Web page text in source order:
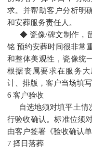
求。并帮助客户分析明
和安葬服务责任人。
◆ 瓷像/碑文制作，留
铭 预约安葬时间很非常
和整体美观性，瓷像统
根据丧属要求在服务
计、排版，客户当场填
6 客户验收
自选地须对填平土情
行验收确认。标准位须
由客户签署《验收确认单
7 择日落葬